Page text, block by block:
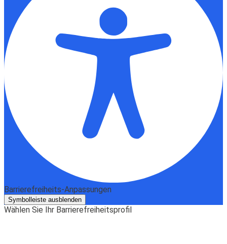
Barrierefreiheits-Anpassungen
Symbolleiste ausblenden
Wählen Sie Ihr Barrierefreiheitsprofil